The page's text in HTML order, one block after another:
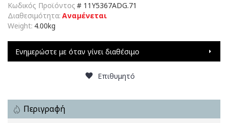
Κωδικός Προϊόντος # 11Y5367ADG.71
Διαθεσιμότητα: Αναμένεται
Weight: 4.00kg
Ενημερώστε με όταν γίνει διαθέσιμο
Επιθυμητό
Περιγραφή